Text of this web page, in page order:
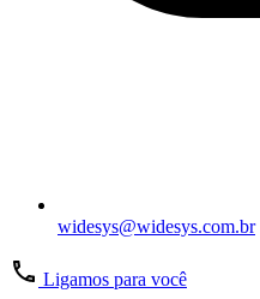
widesys@widesys.com.br
Ligamos para você